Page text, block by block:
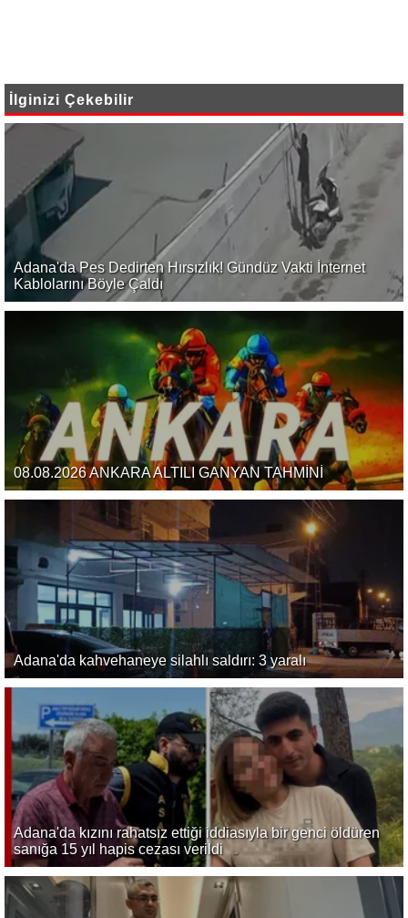
İlginizi Çekebilir
Adana'da Pes Dedirten Hırsızlık! Gündüz Vakti İnternet
Kablolarını Böyle Çaldı
08.08.2026 ANKARA ALTILI GANYAN TAHMİNİ
Adana'da kahvehaneye silahlı saldırı: 3 yaralı
Adana'da kızını rahatsız ettiği iddiasıyla bir genci öldüren
sanığa 15 yıl hapis cezası verildi